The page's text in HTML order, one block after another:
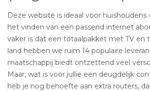
Deze website is ideaal voor
het vinden van een passend internet
vaker is dat een totaalpakket met TV en
land hebben we ruim 14 populaire
maatschappij biedt ontzettend veel
Maar, wat is voor jullie een deugdelijk
heb je nog behoefte aan extra routers,